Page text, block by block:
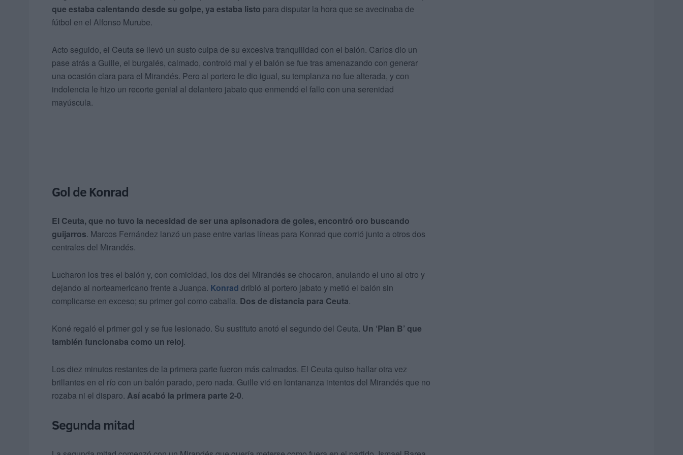
que estaba calentando desde su golpe, ya estaba listo para disputar la hora que se avecinaba de
fútbol en el Alfonso Murube.
Acto seguido, el Ceuta se llevó un susto culpa de su excesiva tranquilidad con el balón. Carlos dio un
pase atrás a Guille, el burgalés, calmado, controló mal y el balón se fue tras amenazando con generar
una ocasión clara para el Mirandés. Pero al portero le dio igual, su templanza no fue alterada, y con
indolencia le hizo un recorte genial al delantero jabato que enmendó el fallo con una serenidad
mayúscula.
Gol de Konrad
El Ceuta, que no tuvo la necesidad de ser una apisonadora de goles, encontró oro buscando
guijarros. Marcos Fernández lanzó un pase entre varias líneas para Konrad que corrió junto a otros dos
centrales del Mirandés.
Lucharon los tres el balón y, con comicidad, los dos del Mirandés se chocaron, anulando el uno al otro y
dejando al norteamericano frente a Juanpa. Konrad dribló al portero jabato y metió el balón sin
complicarse en exceso; su primer gol como caballa. Dos de distancia para Ceuta.
Koné regaló el primer gol y se fue lesionado. Su sustituto anotó el segundo del Ceuta. Un ‘Plan B’ que
también funcionaba como un reloj.
Los diez minutos restantes de la primera parte fueron más calmados. El Ceuta quiso hallar otra vez
brillantes en el río con un balón parado, pero nada. Guille vió en lontananza intentos del Mirandés que no
rozaba ni el disparo. Así acabó la primera parte 2-0.
Segunda mitad